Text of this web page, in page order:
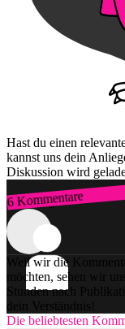
Hast du einen
kannst uns dein
Diskussion wird
6 Kommentare
Zum Login
Weil wir die
möchten, sehen wir
Stunden nach
dein Verständnis!
Die beliebtesten